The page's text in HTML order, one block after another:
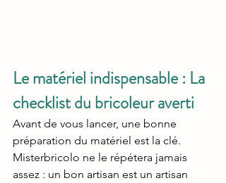
Le matériel indispensable : La
checklist du bricoleur averti
Avant de vous lancer, une bonne
préparation du matériel est la clé.
Misterbricolo ne le répétera jamais
assez : un bon artisan est un artisan